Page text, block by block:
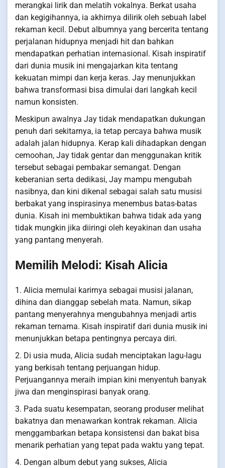
merangkai lirik dan melatih vokalnya. Berkat usaha
dan kegigihannya, ia akhirnya dilirik oleh sebuah label
rekaman kecil. Debut albumnya yang bercerita tentang
perjalanan hidupnya menjadi hit dan bahkan
mendapatkan perhatian internasional. Kisah inspiratif
dari dunia musik ini mengajarkan kita tentang
kekuatan mimpi dan kerja keras. Jay menunjukkan
bahwa transformasi bisa dimulai dari langkah kecil
namun konsisten.
Meskipun awalnya Jay tidak mendapatkan dukungan
penuh dari sekitarnya, ia tetap percaya bahwa musik
adalah jalan hidupnya. Kerap kali dihadapkan dengan
cemoohan, Jay tidak gentar dan menggunakan kritik
tersebut sebagai pembakar semangat. Dengan
keberanian serta dedikasi, Jay mampu mengubah
nasibnya, dan kini dikenal sebagai salah satu musisi
berbakat yang inspirasinya menembus batas-batas
dunia. Kisah ini membuktikan bahwa tidak ada yang
tidak mungkin jika diiringi oleh keyakinan dan usaha
yang pantang menyerah.
Memilih Melodi: Kisah Alicia
1. Alicia memulai karirnya sebagai musisi jalanan,
dihina dan dianggap sebelah mata. Namun, sikap
pantang menyerahnya mengubahnya menjadi artis
rekaman ternama. Kisah inspiratif dari dunia musik ini
menunjukkan betapa pentingnya percaya diri.
2. Di usia muda, Alicia sudah menciptakan lagu-lagu
yang berkisah tentang perjuangan hidup.
Perjuangannya meraih impian kini menyentuh banyak
jiwa dan menginspirasi banyak orang.
3. Pada suatu kesempatan, seorang produser melihat
bakatnya dan menawarkan kontrak rekaman. Alicia
menggambarkan betapa konsistensi dan bakat bisa
menarik perhatian yang tepat pada waktu yang tepat.
4. Dengan album debut yang sukses, Alicia